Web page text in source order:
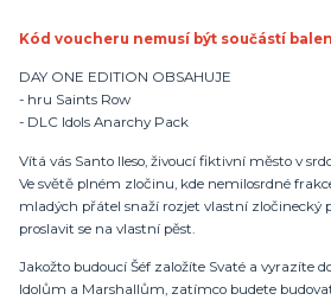
Kód voucheru nemusí být součástí
DAY ONE EDITION OBSAHUJE
- hru Saints Row
- DLC Idols Anarchy Pack
Vítá vás Santo Ileso, živoucí fiktivní město v
Ve světě plném zločinu, kde nemilosrdné
mladých přátel snaží rozjet vlastní zločinecký
proslavit se na vlastní pěst.
Jakožto budoucí Šéf založíte Svaté a vyrazíte
Idolům a Marshallům, zatímco budete